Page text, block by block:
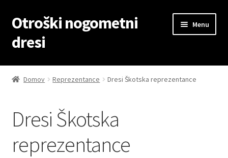
Skip
to
navigation
Skip
to
content
Otroški nogometni
dresi
Menu
Domov
Kontaktiraj nas
Košarica
Domov Reprezentance Dresi Škotska reprezentance
Dresi Škotska
reprezentance